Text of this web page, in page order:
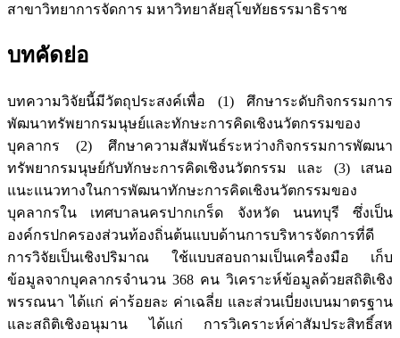
สาขาวิทยาการจัดการ มหาวิทยาลัยสุโขทัยธรรมาธิราช
บทคัดย่อ
บทความวิจัยนี้มีวัตถุประสงค์เพื่อ (1) ศึกษาระดับกิจกรรมการ
พัฒนาทรัพยากรมนุษย์และทักษะการคิดเชิงนวัตกรรมของ
บุคลากร (2) ศึกษาความสัมพันธ์ระหว่างกิจกรรมการพัฒนา
ทรัพยากรมนุษย์กับทักษะการคิดเชิงนวัตกรรม และ (3) เสนอ
แนะแนวทางในการพัฒนาทักษะการคิดเชิงนวัตกรรมของ
บุคลากรใน เทศบาลนครปากเกร็ด จังหวัด นนทบุรี ซึ่งเป็น
องค์กรปกครองส่วนท้องถิ่นต้นแบบด้านการบริหารจัดการที่ดี
การวิจัยเป็นเชิงปริมาณ ใช้แบบสอบถามเป็นเครื่องมือ เก็บ
ข้อมูลจากบุคลากรจำนวน 368 คน วิเคราะห์ข้อมูลด้วยสถิติเชิง
พรรณนา ได้แก่ ค่าร้อยละ ค่าเฉลี่ย และส่วนเบี่ยงเบนมาตรฐาน
และสถิติเชิงอนุมาน ได้แก่ การวิเคราะห์ค่าสัมประสิทธิ์สห